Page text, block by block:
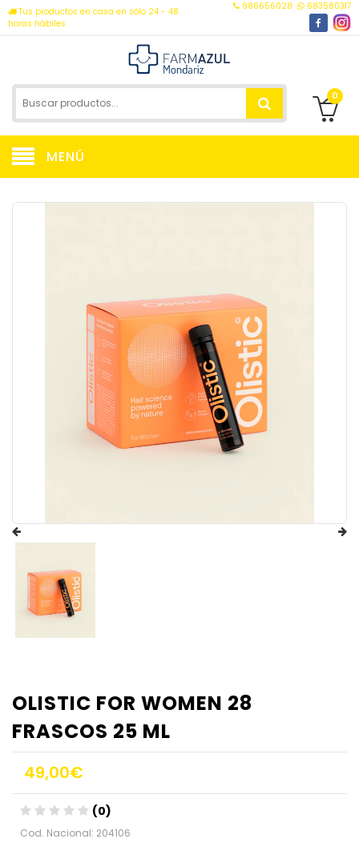
Tus productos en casa en sólo 24 - 48
horas hábiles
986656028 683580317
0
MENÚ
OLISTIC FOR WOMEN 28
FRASCOS 25 ML
49,00€
(0)
Cod. Nacional: 204106